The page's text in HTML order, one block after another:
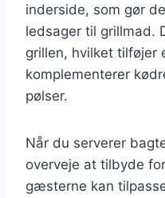
inderside, som gør
ledsager til grillmad.
grillen, hvilket tilføjer
komplementerer
pølser.
Når du serverer
overveje at tilbyde
gæsterne kan